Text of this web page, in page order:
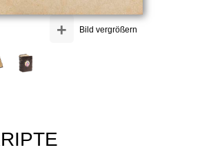
Bild vergrößern
+